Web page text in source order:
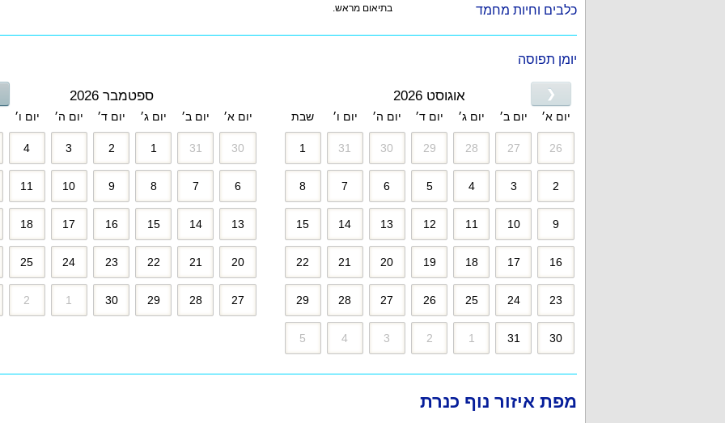
כלבים וחיות מחמד בתיאום מראש.
יומן תפוסה
אוגוסט 2026
יום א׳ יום ב׳ יום ג׳ יום ד׳ יום ה׳ יום ו׳ שבת
26
27
28
29
30
31
1
2
3
4
5
6
7
8
9
10
11
12
13
14
15
16
17
18
19
20
21
22
23
24
25
26
27
28
29
30
31
1
2
3
4
5
ספטמבר 2026
יום א׳ יום ב׳ יום ג׳ יום ד׳ יום ה׳ יום ו׳
30
31
1
2
3
4
6
7
8
9
10
11
13
14
15
16
17
18
20
21
22
23
24
25
27
28
29
30
1
2
❮
מפת איזור נוף כנרת